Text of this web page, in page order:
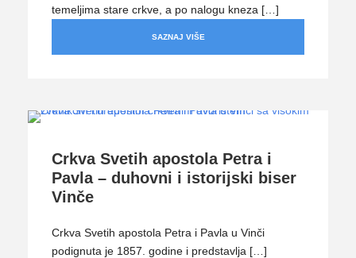
temeljima stare crkve, a po nalogu kneza […]
SAZNAJ VIŠE
Crkva Svetih apostola Petra i
Pavla – duhovni i istorijski biser
Vinče
Crkva Svetih apostola Petra i Pavla u Vinči
podignuta je 1857. godine i predstavlja […]